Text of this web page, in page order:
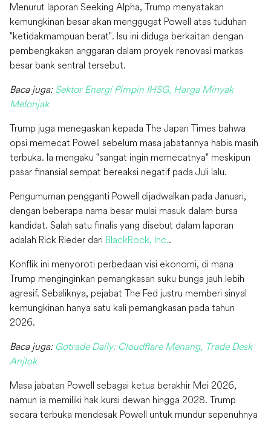
Menurut laporan Seeking Alpha, Trump menyatakan
kemungkinan besar akan menggugat Powell atas tuduhan
"ketidakmampuan berat". Isu ini diduga berkaitan dengan
pembengkakan anggaran dalam proyek renovasi markas
besar bank sentral tersebut.
Baca juga: Sektor Energi Pimpin IHSG, Harga Minyak
Melonjak
Trump juga menegaskan kepada The Japan Times bahwa
opsi memecat Powell sebelum masa jabatannya habis masih
terbuka. Ia mengaku "sangat ingin memecatnya" meskipun
pasar finansial sempat bereaksi negatif pada Juli lalu.
Pengumuman pengganti Powell dijadwalkan pada Januari,
dengan beberapa nama besar mulai masuk dalam bursa
kandidat. Salah satu finalis yang disebut dalam laporan
adalah Rick Rieder dari BlackRock, Inc..
Konflik ini menyoroti perbedaan visi ekonomi, di mana
Trump menginginkan pemangkasan suku bunga jauh lebih
agresif. Sebaliknya, pejabat The Fed justru memberi sinyal
kemungkinan hanya satu kali pemangkasan pada tahun
2026.
Baca juga: Gotrade Daily: Cloudflare Menang, Trade Desk
Anjlok
Masa jabatan Powell sebagai ketua berakhir Mei 2026,
namun ia memiliki hak kursi dewan hingga 2028. Trump
secara terbuka mendesak Powell untuk mundur sepenuhnya